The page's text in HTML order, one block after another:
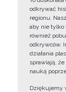
odkrywać
regionu.
aby nie tylko
również
odkrywców.
działania
sprawiają,
nauką
Dziękujemy